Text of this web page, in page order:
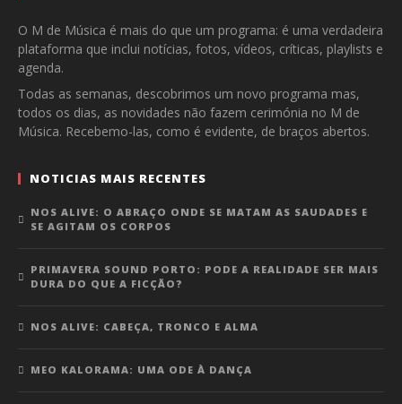
O M de Música é mais do que um programa: é uma verdadeira
plataforma que inclui notícias, fotos, vídeos, críticas, playlists e
agenda.
Todas as semanas, descobrimos um novo programa mas,
todos os dias, as novidades não fazem cerimónia no M de
Música. Recebemo-las, como é evidente, de braços abertos.
NOTICIAS MAIS RECENTES
NOS ALIVE: O ABRAÇO ONDE SE MATAM AS SAUDADES E
SE AGITAM OS CORPOS
PRIMAVERA SOUND PORTO: PODE A REALIDADE SER MAIS
DURA DO QUE A FICÇÃO?
NOS ALIVE: CABEÇA, TRONCO E ALMA
MEO KALORAMA: UMA ODE À DANÇA